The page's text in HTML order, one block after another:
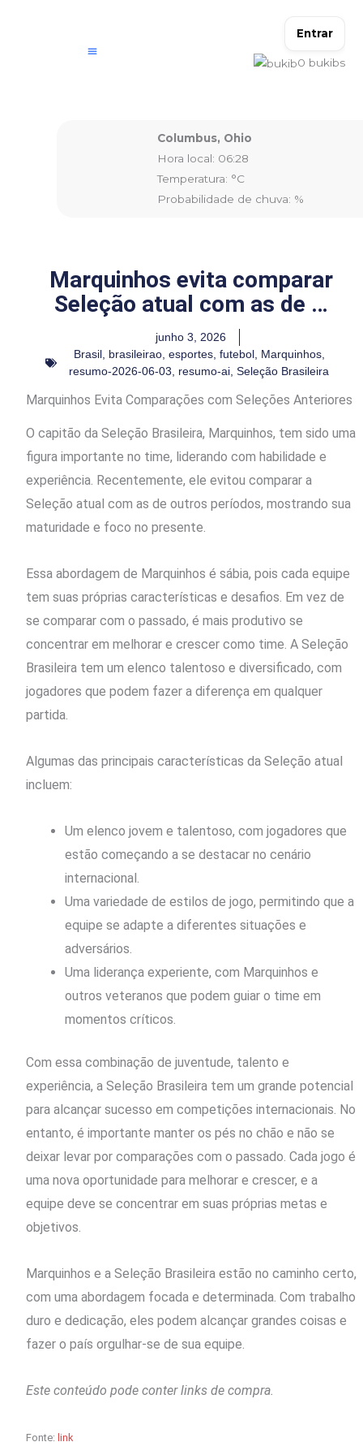
Entrar
0 bukibs
Columbus, Ohio
Hora local: 06:28
Temperatura: °C
Probabilidade de chuva: %
Marquinhos evita comparar
Seleção atual com as de …
junho 3, 2026
Brasil, brasileirao, esportes, futebol, Marquinhos,
resumo-2026-06-03, resumo-ai, Seleção Brasileira
Marquinhos Evita Comparações com Seleções Anteriores
O capitão da Seleção Brasileira, Marquinhos, tem sido uma
figura importante no time, liderando com habilidade e
experiência. Recentemente, ele evitou comparar a
Seleção atual com as de outros períodos, mostrando sua
maturidade e foco no presente.
Essa abordagem de Marquinhos é sábia, pois cada equipe
tem suas próprias características e desafios. Em vez de
se comparar com o passado, é mais produtivo se
concentrar em melhorar e crescer como time. A Seleção
Brasileira tem um elenco talentoso e diversificado, com
jogadores que podem fazer a diferença em qualquer
partida.
Algumas das principais características da Seleção atual
incluem:
Um elenco jovem e talentoso, com jogadores que
estão começando a se destacar no cenário
internacional.
Uma variedade de estilos de jogo, permitindo que a
equipe se adapte a diferentes situações e
adversários.
Uma liderança experiente, com Marquinhos e
outros veteranos que podem guiar o time em
momentos críticos.
Com essa combinação de juventude, talento e
experiência, a Seleção Brasileira tem um grande potencial
para alcançar sucesso em competições internacionais. No
entanto, é importante manter os pés no chão e não se
deixar levar por comparações com o passado. Cada jogo é
uma nova oportunidade para melhorar e crescer, e a
equipe deve se concentrar em suas próprias metas e
objetivos.
Marquinhos e a Seleção Brasileira estão no caminho certo,
com uma abordagem focada e determinada. Com trabalho
duro e dedicação, eles podem alcançar grandes coisas e
fazer o país orgulhar-se de sua equipe.
Este conteúdo pode conter links de compra.
Fonte: link